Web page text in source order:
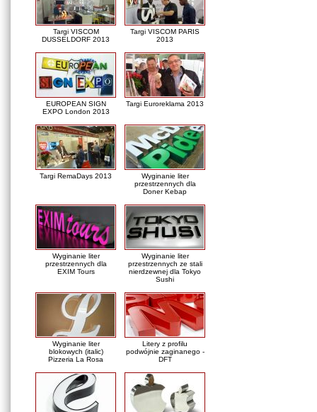
Targi VISCOM
DUSSELDORF 2013
Targi VISCOM PARIS
2013
EUROPEAN SIGN
EXPO London 2013
Targi Euroreklama 2013
Targi RemaDays 2013
Wyginanie liter
przestrzennych dla
Doner Kebap
Wyginanie liter
przestrzennych dla
EXIM Tours
Wyginanie liter
przestrzennych ze stali
nierdzewnej dla Tokyo
Sushi
Wyginanie liter
blokowych (italic)
Pizzeria La Rosa
Litery z profilu
podwójnie zaginanego -
DFT